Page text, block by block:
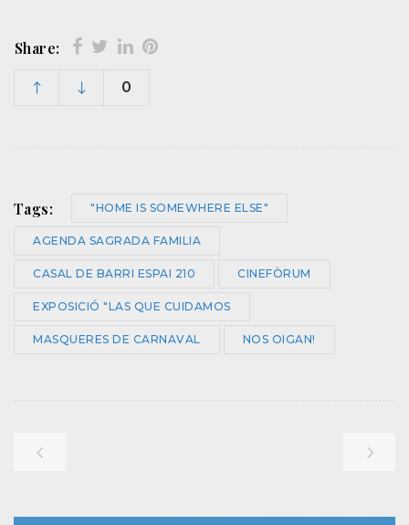
Share:
0
Tags: "HOME IS SOMEWHERE ELSE"
AGENDA SAGRADA FAMILIA
CASAL DE BARRI ESPAI 210 CINEFÒRUM
EXPOSICIÓ "LAS QUE CUIDAMOS
MASQUERES DE CARNAVAL NOS OIGAN!